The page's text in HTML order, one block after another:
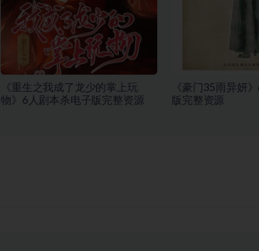
《重生之我成了龙少的掌上玩
物》6人剧本杀电子版完整资源
《豪门35雨异妍
版完整资源